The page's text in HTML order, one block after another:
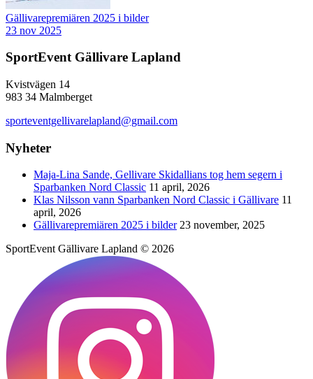
Gällivarepremiären 2025 i bilder
23 nov 2025
SportEvent Gällivare Lapland
Kvistvägen 14
983 34 Malmberget
sporteventgellivarelapland@gmail.com
Nyheter
Maja-Lina Sande, Gellivare Skidallians tog hem segern i
Sparbanken Nord Classic 11 april, 2026
Klas Nilsson vann Sparbanken Nord Classic i Gällivare 11
april, 2026
Gällivarepremiären 2025 i bilder 23 november, 2025
SportEvent Gällivare Lapland © 2026